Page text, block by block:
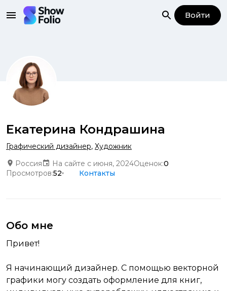
Войти
Екатерина Кондрашина
Графический дизайнер, Художник
Россия
На сайте с июня, 2024Оценок:0
Просмотров:52 Контакты
Обо мне
Привет!
Я начинающий дизайнер. С помощью векторной
графики могу создать оформление для книг,